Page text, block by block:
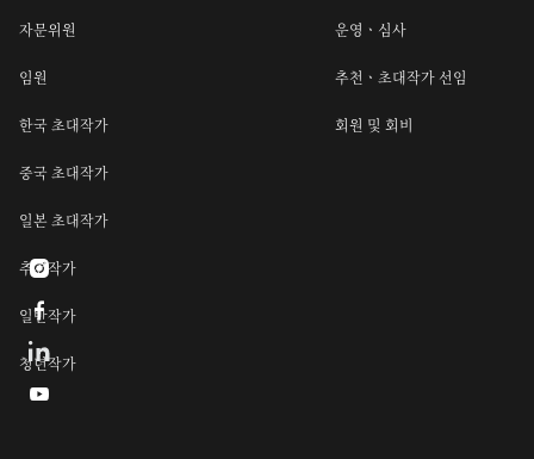
자문위원
임원
한국 초대작가
중국 초대작가
일본 초대작가
추천작가
일반작가
청년작가
운영ㆍ심사
추천ㆍ초대작가 선임
회원 및 회비


